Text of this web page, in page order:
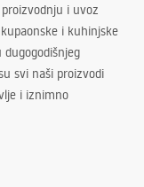
i uvoz
i kuhinjske
svi naši proizvodi
i iznimno